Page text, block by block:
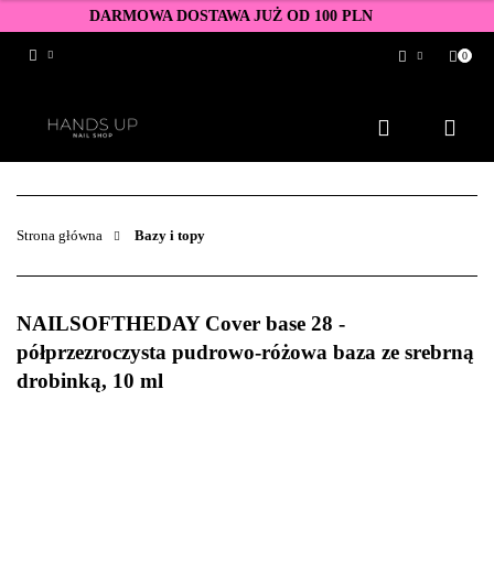
DARMOWA DOSTAWA JUŻ OD 100 PLN
Zarejestruj się
Dodaj zgłoszenie
Zgody cookies
0
Strona główna Bazy i topy
NAILSOFTHEDAY Cover base 28 -
półprzezroczysta pudrowo-różowa baza ze srebrną
drobinką, 10 ml